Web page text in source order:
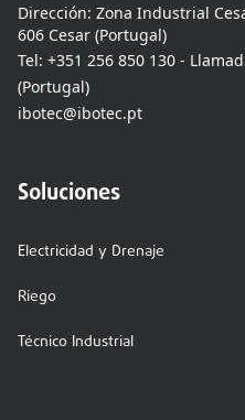
Dirección: Zona Industrial
606 Cesar (Portugal)
Tel: +351 256 850 130 -
(Portugal)
ibotec@ibotec.pt
Soluciones
Electricidad y Drenaje
Riego
Técnico Industrial